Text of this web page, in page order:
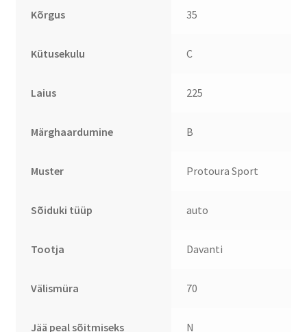
Kõrgus 35
Kütusekulu C
Laius 225
Märghaardumine B
Muster Protoura Sport
Sõiduki tüüp auto
Tootja Davanti
Välismüra 70
Jää peal sõitmiseks N